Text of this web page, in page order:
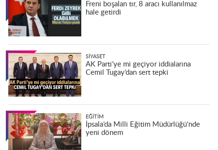
Freni boşalan tır, 8 aracı kullanılmaz
hale getirdi
SIYASET
AK Parti’ye mi geçiyor iddialarına
Cemil Tugay’dan sert tepki
EĞITIM
İpsala’da Milli Eğitim Müdürlüğü’nde
yeni dönem